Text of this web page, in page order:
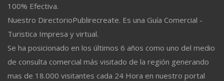
100% Efectiva.
Nuestro DirectorioPublirecreate. Es una Guía Comercial -
Turistica Impresa y virtual.
Se ha posicionado en los últimos 6 años como uno del medio
de consulta comercial más visitado de la región generando
mas de 18.000 visitantes cada 24 Hora en nuestro portal